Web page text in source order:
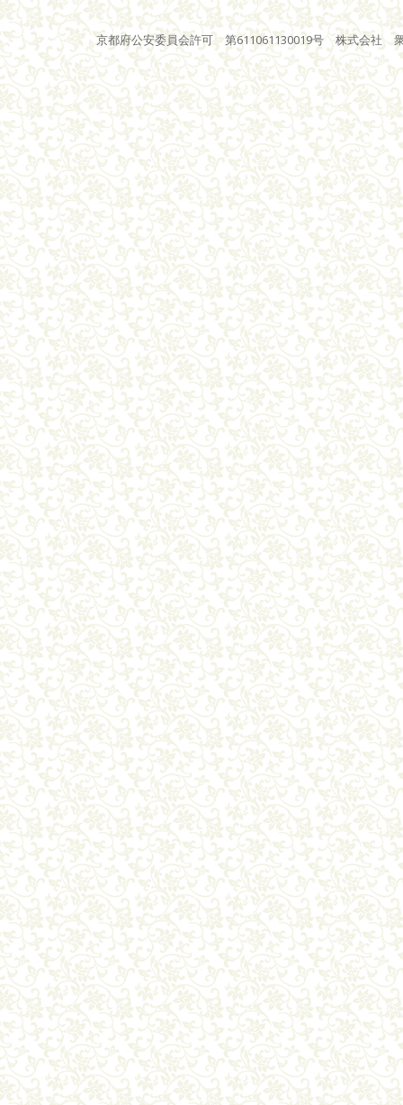
京都府公安委員会許可 第611061130019号 株式会社